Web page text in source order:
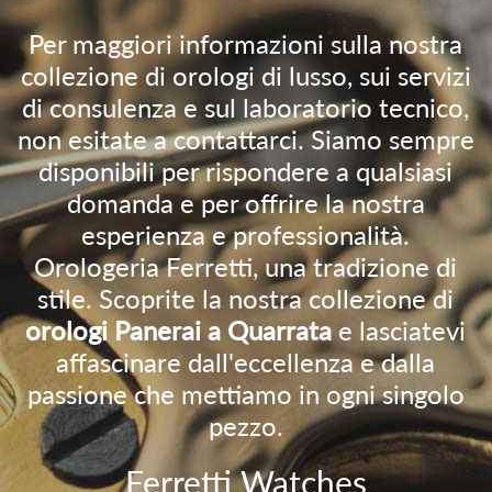
Per maggiori informazioni sulla nostra
collezione di orologi di lusso, sui servizi
di consulenza e sul laboratorio tecnico,
non esitate a contattarci. Siamo sempre
disponibili per rispondere a qualsiasi
domanda e per offrire la nostra
esperienza e professionalità.
Orologeria Ferretti, una tradizione di
stile. Scoprite la nostra collezione di
orologi Panerai a Quarrata e lasciatevi
affascinare dall'eccellenza e dalla
passione che mettiamo in ogni singolo
pezzo.
Ferretti Watches